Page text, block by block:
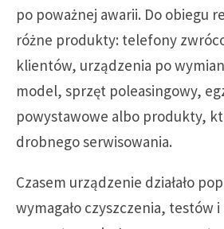
po poważnej awarii. Do obiegu
różne produkty: telefony
klientów, urządzenia po
model, sprzęt poleasingowy,
powystawowe albo produkty,
drobnego serwisowania.
Czasem urządzenie działało
wymagało czyszczenia, testów